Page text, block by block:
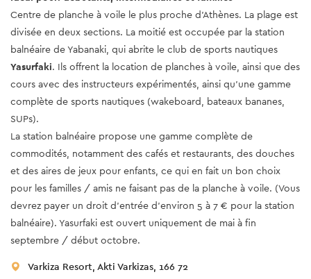
Centre de planche à voile le plus proche d’Athènes. La plage est
divisée en deux sections. La moitié est occupée par la station
balnéaire de Yabanaki, qui abrite le club de sports nautiques
Yasurfaki. Ils offrent la location de planches à voile, ainsi que des
cours avec des instructeurs expérimentés, ainsi qu'une gamme
complète de sports nautiques (wakeboard, bateaux bananes,
SUPs).
La station balnéaire propose une gamme complète de
commodités, notamment des cafés et restaurants, des douches
et des aires de jeux pour enfants, ce qui en fait un bon choix
pour les familles / amis ne faisant pas de la planche à voile. (Vous
devrez payer un droit d’entrée d'environ 5 à 7 € pour la station
balnéaire). Yasurfaki est ouvert uniquement de mai à fin
septembre / début octobre.
Varkiza Resort, Akti Varkizas, 166 72